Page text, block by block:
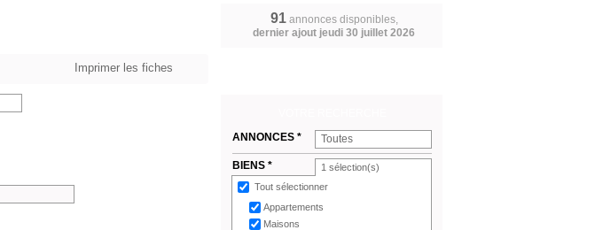
91annonces disponibles,
dernier ajout jeudi 30 juillet 2026
Imprimer les fiches
ANNONCES *
Toutes
BIENS * 1 sélection(s)
Tout sélectionner
Appartements
Maisons